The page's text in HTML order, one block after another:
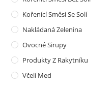
Kořenící Směsi Se Solí
Nakládaná Zelenina
Ovocné Sirupy
Produkty Z Rakytníku
Včelí Med